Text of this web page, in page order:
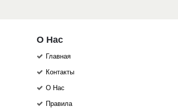
О Нас
Главная
Контакты
О Нас
Правила